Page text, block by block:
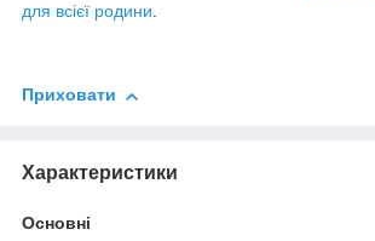
для всієї родини.
Приховати
Характеристики
Основні